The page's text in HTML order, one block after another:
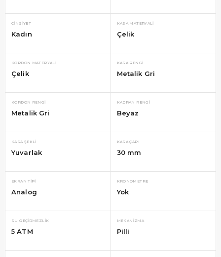
CINSIYET
Kadın
KASA MATERYALI
Çelik
KORDON MATERYALI
Çelik
KASA RENGI
Metalik Gri
KORDON RENGI
Metalik Gri
KADRAN RENGI
Beyaz
KASA ŞEKLI
Yuvarlak
KASA ÇAPI
30 mm
EKRAN TIPI
Analog
KRONOMETRE
Yok
SU GEÇIRMEZLIK
5 ATM
MEKANIZMA
Pilli